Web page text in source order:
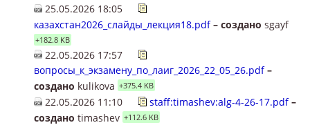
25.05.2026 18:05
казахстан2026_слайды_лекция18.pdf – создано sgayf
+182.8 KB
22.05.2026 17:57
вопросы_к_экзамену_по_лаиг_2026_22_05_26.pdf –
создано kulikova +375.4 KB
22.05.2026 11:10 staff:timashev:alg-4-26-17.pdf –
создано timashev +112.6 KB